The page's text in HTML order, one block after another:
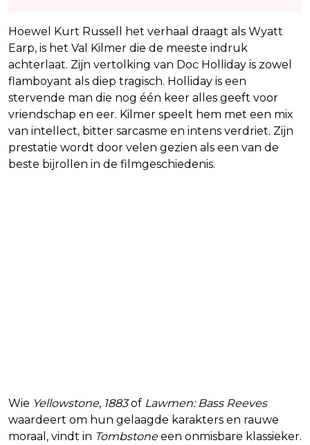
Hoewel Kurt Russell het verhaal draagt als Wyatt
Earp, is het Val Kilmer die de meeste indruk
achterlaat. Zijn vertolking van Doc Holliday is zowel
flamboyant als diep tragisch. Holliday is een
stervende man die nog één keer alles geeft voor
vriendschap en eer. Kilmer speelt hem met een mix
van intellect, bitter sarcasme en intens verdriet. Zijn
prestatie wordt door velen gezien als een van de
beste bijrollen in de filmgeschiedenis.
Wie Yellowstone, 1883of Lawmen: Bass Reeves
waardeert om hun gelaagde karakters en rauwe
moraal, vindt in Tombstoneeen onmisbare klassieker.